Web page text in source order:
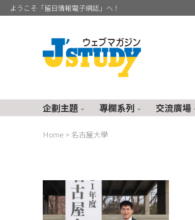
ようこそ「留日情報電子網誌」へ！
企劃主題 專欄系列 交流廣場
Home >名古屋大學